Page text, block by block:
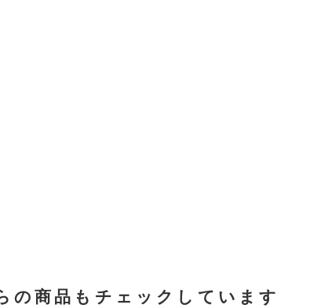
の商品もチェックしています